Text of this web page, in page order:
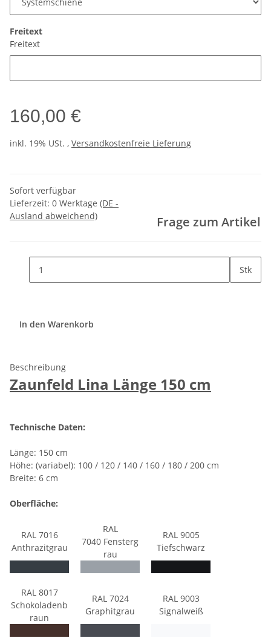
Freitext
Freitext
160,00 €
inkl. 19% USt. , Versandkostenfreie Lieferung
Sofort verfügbar
Lieferzeit: 0 Werktage (DE -
Ausland abweichend)
Frage zum Artikel
Stk
In den Warenkorb
Beschreibung
Zaunfeld Lina Länge 150 cm
Technische Daten:
Länge: 150 cm
Höhe: (variabel): 100 / 120 / 140 / 160 / 180 / 200 cm
Breite: 6 cm
Oberfläche:
RAL 7016
Anthrazitgrau
RAL
7040 Fensterg
rau
RAL 9005
Tiefschwarz
RAL 8017
Schokoladenb
raun
RAL 7024
Graphitgrau
RAL 9003
Signalweiß